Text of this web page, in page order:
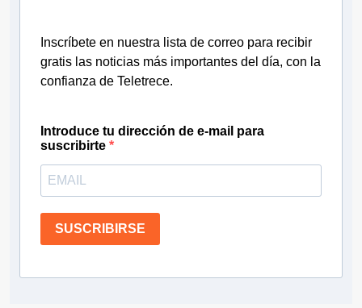
Inscríbete en nuestra lista de correo para recibir
gratis las noticias más importantes del día, con la
confianza de Teletrece.
Introduce tu dirección de e-mail para
suscribirte
SUSCRIBIRSE